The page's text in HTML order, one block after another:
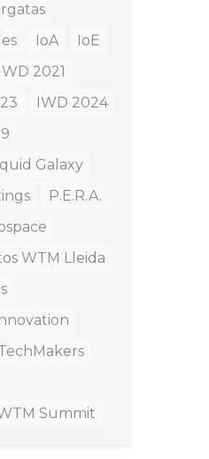
IoA
IoE
IWD 2021
IWD 2024
Galaxy
P.E.R.A.
WTM Lleida
Summit